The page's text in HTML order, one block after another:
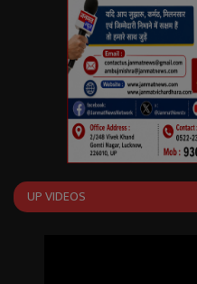
UP VIDEOS